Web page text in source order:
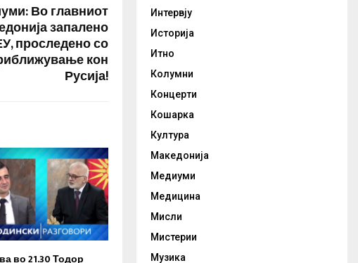
Во главниот
запалено
проследено со
кон
Русија!
во 21.30 Тодор
Интервју
Историја
Итно
Колумни
Концерти
Кошарка
Култура
Македонија
Медиуми
Медицина
Мисли
Мистерии
Музика